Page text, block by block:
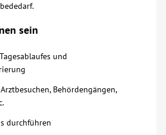
sein
und
Behördengängen,
durchführen